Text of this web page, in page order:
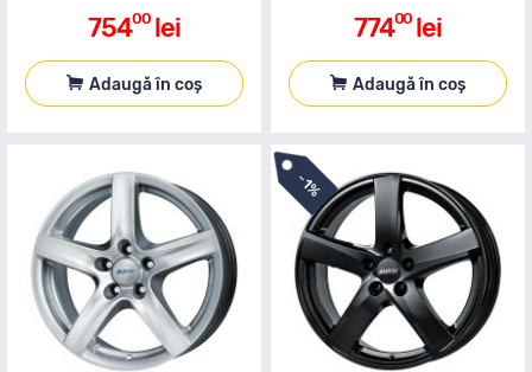
75400 lei
Adaugă în coș
77400 lei
Adaugă în coș
-
1%